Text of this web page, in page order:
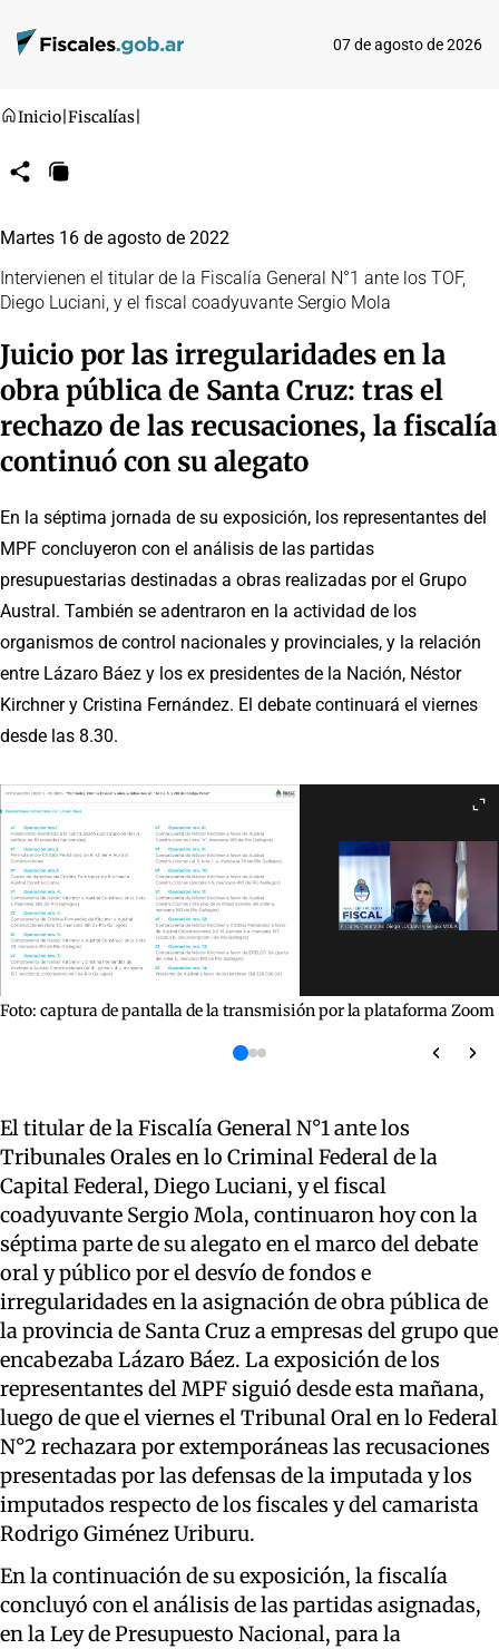
07 de agosto de 2026
Inicio Fiscalías
CompartirCopiar
Martes 16 de agosto de 2022
Intervienen el titular de la Fiscalía General N°1 ante los TOF,
Diego Luciani, y el fiscal coadyuvante Sergio Mola
Juicio por las irregularidades en la
obra pública de Santa Cruz: tras el
rechazo de las recusaciones, la fiscalía
continuó con su alegato
En la séptima jornada de su exposición, los representantes del
MPF concluyeron con el análisis de las partidas
presupuestarias destinadas a obras realizadas por el Grupo
Austral. También se adentraron en la actividad de los
organismos de control nacionales y provinciales, y la relación
entre Lázaro Báez y los ex presidentes de la Nación, Néstor
Kirchner y Cristina Fernández. El debate continuará el viernes
desde las 8.30.
Foto: captura de pantalla de la transmisión por la plataforma Zoom
El titular de laFiscalía GeneralN°1 ante los
Tribunales Orales en lo Criminal Federal de la
Capital Federal, Diego Luciani, y el fiscal
coadyuvante Sergio Mola, continuaron hoy con la
séptima parte de su alegato en el marco del debate
oral y público por el desvío de fondos e
irregularidades en la asignación de obra pública de
la provincia de Santa Cruz a empresas del grupo que
encabezaba Lázaro Báez. La exposición de los
representantes del MPF siguió desde esta mañana,
luego de que el viernes el Tribunal Oral en lo Federal
N°2 rechazara por extemporáneas las recusaciones
presentadas por las defensas de la imputada y los
imputados respecto de los fiscales y del camarista
Rodrigo Giménez Uriburu.
En la continuación de su exposición, la fiscalía
concluyó con el análisis de las partidas asignadas,
en la Ley de Presupuesto Nacional, para la